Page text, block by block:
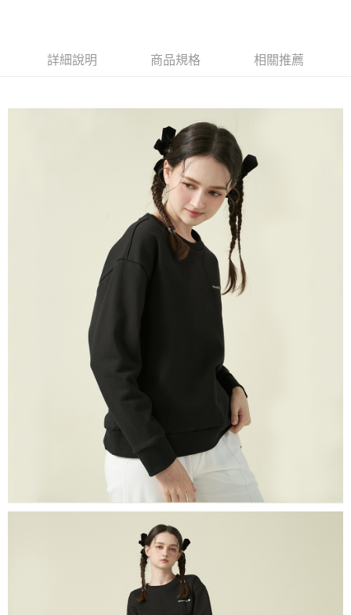
萊爾富取貨付款
付款後萊爾富取貨
每筆NT$60，滿NT$1,500(含以上)免運費
每筆NT$60，滿NT$1,500(含以上)免運費
每筆NT$60，滿NT$1,500(含以上)免運費
每筆NT$90，滿NT$1,500(含以上)免運費
每筆NT$225，滿NT$1,500(含以上)免運費
詳細說明 商品規格 相關推薦